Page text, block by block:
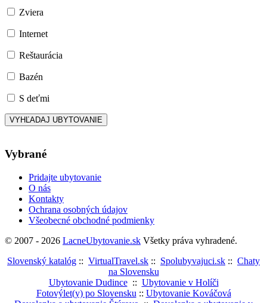
Zviera
Internet
Reštaurácia
Bazén
S deťmi
Vybrané
Pridajte ubytovanie
O nás
Kontakty
Ochrana osobných údajov
Všeobecné obchodné podmienky
© 2007 - 2026 LacneUbytovanie.sk Všetky práva vyhradené.
Slovenský katalóg :: VirtualTravel.sk :: Spolubyvajuci.sk :: Chaty
na Slovensku
Ubytovanie Dudince :: Ubytovanie v Holíči
Fotovýlet(y) po Slovensku :: Ubytovanie Kováčová